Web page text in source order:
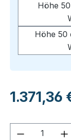
Höhe
Höhe 50
Regulärer Preis:
1.371,36
Produkt